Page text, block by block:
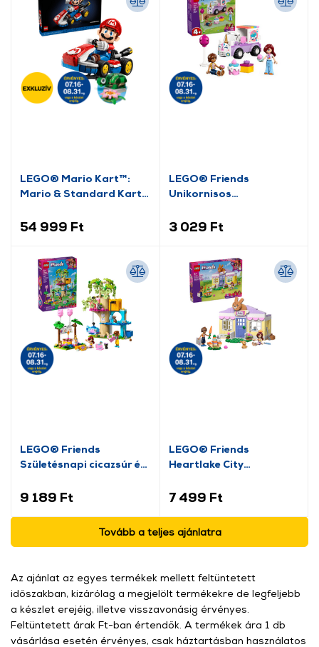
LEGO® Mario Kart™:
Mario & Standard Kart
54 999 Ft
LEGO® Friends
Unikornisos
(42675)
3 029 Ft
LEGO® Friends
Születésnapi cicazsúr és
(42666)
9 189 Ft
LEGO® Friends
Heartlake City
7 499 Ft
Tovább a teljes ajánlatra
Az ajánlat az egyes termékek mellett feltüntetett
időszakban, kizárólag a megjelölt termékekre de legfeljebb
a készlet erejéig, illetve visszavonásig érvényes.
Feltüntetett árak Ft-ban értendők. A termékek ára 1 db
vásárlása esetén érvényes, csak háztartásban használatos